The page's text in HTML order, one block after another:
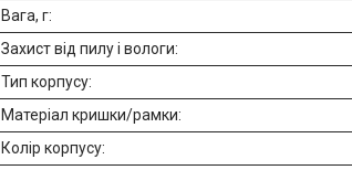
Вага, г:
Захист від пилу і вологи:
Тип корпусу:
Матеріал кришки/рамки:
Колір корпусу: